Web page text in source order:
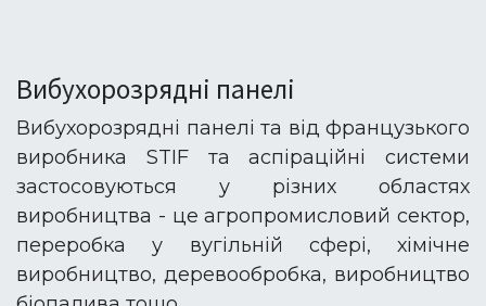
Вибухорозрядні панелі
Вибухорозрядні панелі та від французького
виробника STIF та аспіраційні системи
застосовуються у різних областях
виробництва - це агропромисловий сектор,
переробка у вугільній сфері, хімічне
виробництво, деревообробка, виробництво